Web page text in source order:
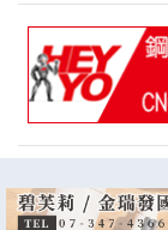
server主機板電路
產業:電子產品維修
來自:香OO樂OO
時間:08/07 13:42
請問能寄麻將桌到